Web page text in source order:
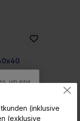
Super 1000 40x40
um eine
können.
(inklusive
(exklusive